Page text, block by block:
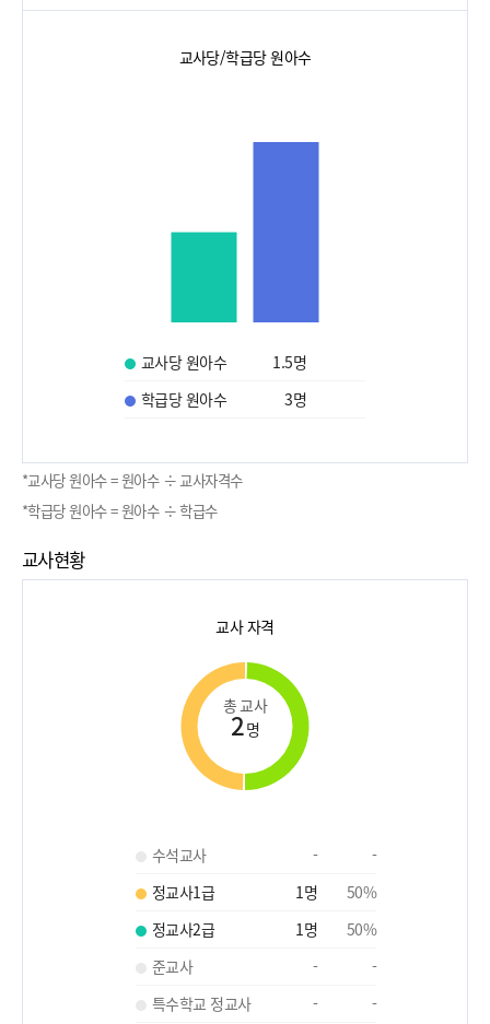
교사당/학급당 원아수
교사당 원아수 1.5명
학급당 원아수
3명
*교사당 원아수 = 원아수 ÷ 교사자격수
*학급당 원아수 = 원아수 ÷ 학급수
교사현황
교사 자격
총 교사
2명
수석교사 -
-
정교사1급
1명 50%
정교사2급
1명 50%
준교사
-
-
특수학교 정교사
-
-